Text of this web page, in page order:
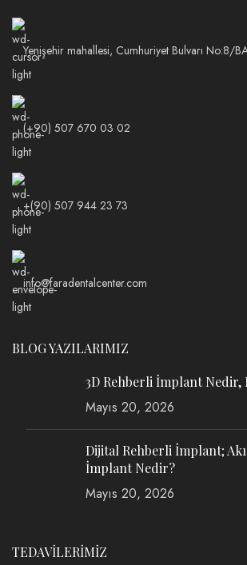
Yenişehir mahallesi, Cumhuriyet Bulvarı No:8/
(+90) 507 670 03 02
+(90) 507 944 23 73
info@faradentalcenter.com
BLOG YAZILARIMIZ
3D Rehberli İmplant Nedir,
Mayıs 20, 2026
Dijital Rehberli İmplant;
İmplant Nedir?
Mayıs 20, 2026
TEDAVİLERİMİZ